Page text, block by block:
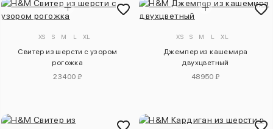
XS S M L XL
Свитер из шерсти с узором
рогожка
23400 ₽
XS S M L XL
Джемпер из кашемира
двухцветный
48950 ₽